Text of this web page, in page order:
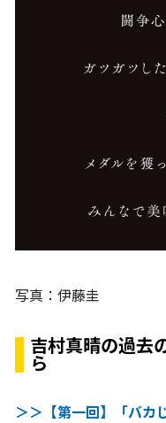
写真：伊藤圭
吉村真晴の過去
ら
＞＞【第一回】「バカ